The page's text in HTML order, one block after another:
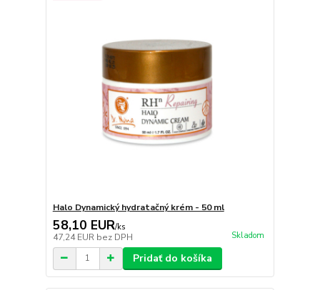
Halo Dynamický hydratačný krém - 50 ml
58,10 EUR/ks
47,24 EUR bez DPH Skladom
Pridať do košíka